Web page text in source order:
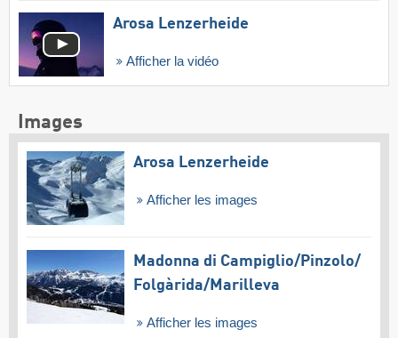
Arosa Lenzerheide
Afficher la vidéo
Images
Arosa Lenzerheide
Afficher les images
Madonna di Campiglio/​Pinzolo/​
Folgàrida/​Marilleva
Afficher les images